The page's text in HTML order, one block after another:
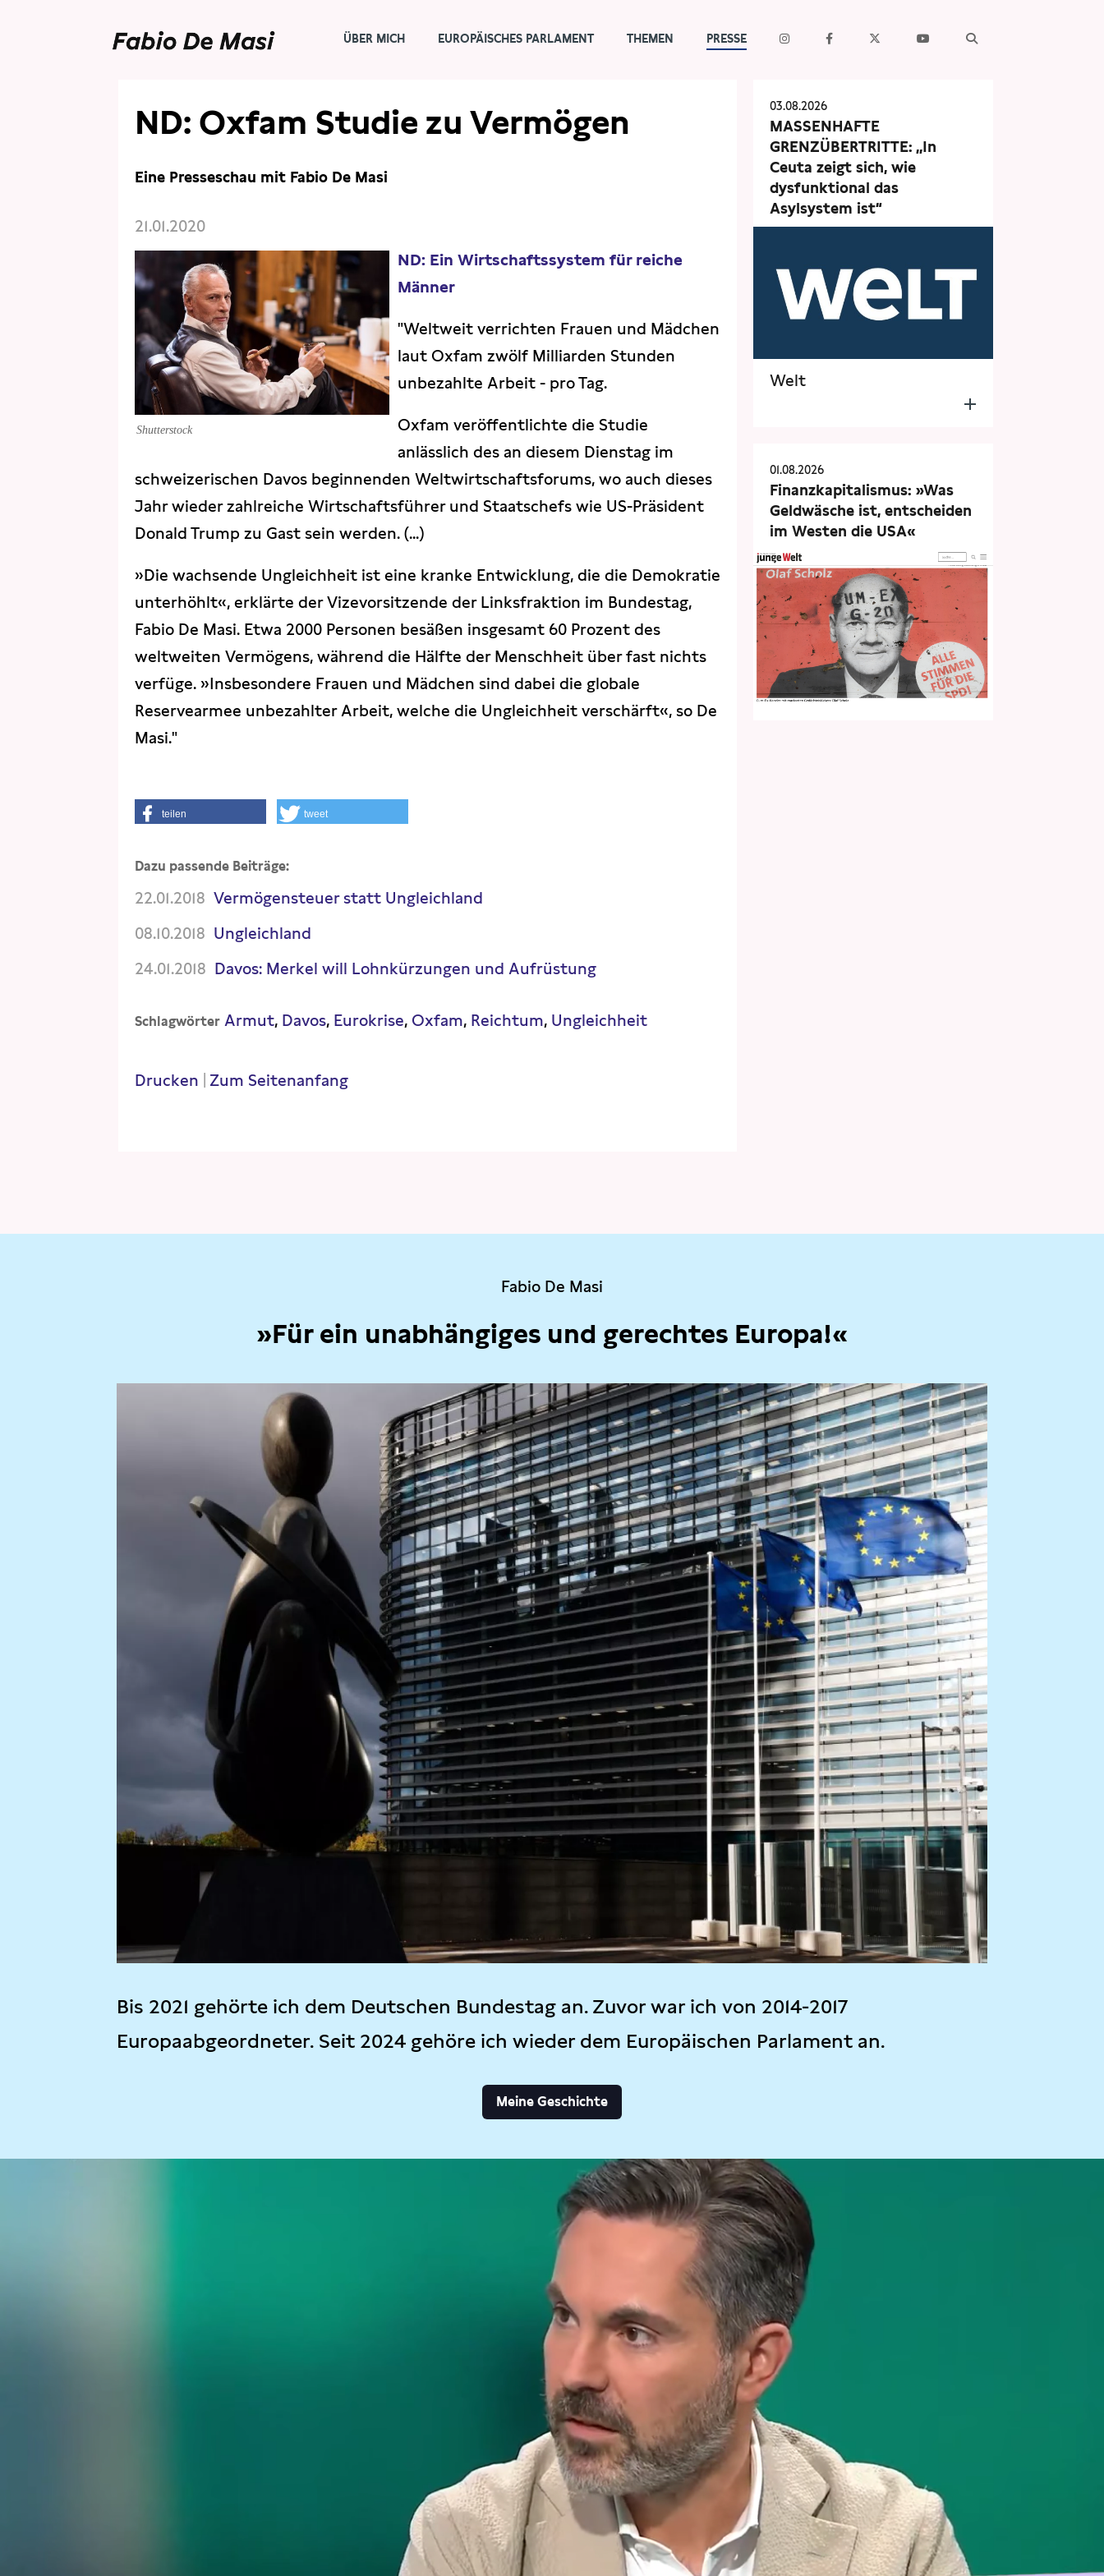
ÜBER MICH EUROPÄISCHES PARLAMENT THEMEN PRESSE
ND: Oxfam Studie zu Vermögen
Eine Presseschau mit Fabio De Masi
21.01.2020
Shutterstock
ND: Ein Wirtschaftssystem für reiche
Männer
"Weltweit verrichten Frauen und Mädchen
laut Oxfam zwölf Milliarden Stunden
unbezahlte Arbeit - pro Tag.
Oxfam veröffentlichte die Studie
anlässlich des an diesem Dienstag im
schweizerischen Davos beginnenden Weltwirtschaftsforums, wo auch dieses
Jahr wieder zahlreiche Wirtschaftsführer und Staatschefs wie US-Präsident
Donald Trump zu Gast sein werden. (...)
»Die wachsende Ungleichheit ist eine kranke Entwicklung, die die Demokratie
unterhöhlt«, erklärte der Vizevorsitzende der Linksfraktion im Bundestag,
Fabio De Masi. Etwa 2000 Personen besäßen insgesamt 60 Prozent des
weltweiten Vermögens, während die Hälfte der Menschheit über fast nichts
verfüge. »Insbesondere Frauen und Mädchen sind dabei die globale
Reservearmee unbezahlter Arbeit, welche die Ungleichheit verschärft«, so De
Masi."
teilen tweet
Dazu passende Beiträge:
22.01.2018 Vermögensteuer statt Ungleichland
08.10.2018 Ungleichland
24.01.2018 Davos: Merkel will Lohnkürzungen und Aufrüstung
Schlagwörter Armut Davos Eurokrise Oxfam Reichtum Ungleichheit
Drucken Zum Seitenanfang
03.08.2026
MASSENHAFTE
GRENZÜBERTRITTE: „In
Ceuta zeigt sich, wie
dysfunktional das
Asylsystem ist“
Welt
01.08.2026
Finanzkapitalismus: »Was
Geldwäsche ist, entscheiden
im Westen die USA«
Fabio De Masi
»Für ein unabhängiges und gerechtes Europa!«
Bis 2021 gehörte ich dem Deutschen Bundestag an. Zuvor war ich von 2014-2017
Europaabgeordneter. Seit 2024 gehöre ich wieder dem Europäischen Parlament an.
Meine Geschichte